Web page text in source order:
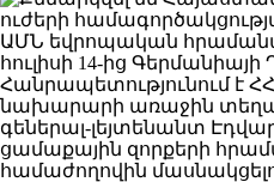
ԱՄՆ եվրոպական
հուլիսի 14-ից Գերմանիայի
Հանրապետությունում է
նախարարի առաջին
գեներալ-լեյտենանտ
ցամաքային զորքերի
համաժողովին